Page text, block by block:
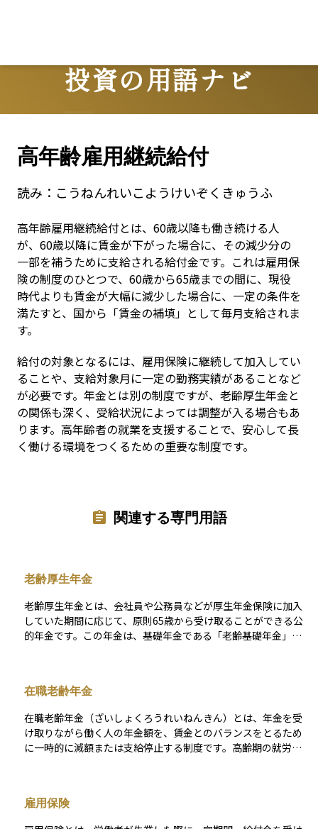
投資の用語ナビ
Terms
高年齢雇用継続給付
読み： こうねんれいこようけいぞくきゅうふ
高年齢雇用継続給付とは、60歳以降も働き続ける人
が、60歳以降に賃金が下がった場合に、その減少分の
一部を補うために支給される給付金です。これは雇用保
険の制度のひとつで、60歳から65歳までの間に、現役
時代よりも賃金が大幅に減少した場合に、一定の条件を
満たすと、国から「賃金の補填」として毎月支給されま
す。
給付の対象となるには、雇用保険に継続して加入してい
ることや、支給対象月に一定の勤務実績があることなど
が必要です。年金とは別の制度ですが、老齢厚生年金と
の関係も深く、受給状況によっては調整が入る場合もあ
ります。高年齢者の就業を支援することで、安心して長
く働ける環境をつくるための重要な制度です。
関連する専門用語
老齢厚生年金
老齢厚生年金とは、会社員や公務員などが厚生年金保険に加入
していた期間に応じて、原則65歳から受け取ることができる公
的年金です。この年金は、基礎年金である「老齢基礎年金」に
定の要件を満たせば、配偶者などに加算される「加給年金」も
含まれることがあります。老後の生活をより安定させるための
重要な柱となる年金です。
在職老齢年金
在職老齢年金（ざいしょくろうれいねんきん）とは、年金を受
け取りながら働く人の年金額を、賃金とのバランスをとるため
に一時的に減額または支給停止する制度です。高齢期の就労を
は、60歳以上で老齢厚生年金を受け取っている人が勤務を続け
ている場合に適用されます。70歳を超えると厚生年金保険料の
雇用保険